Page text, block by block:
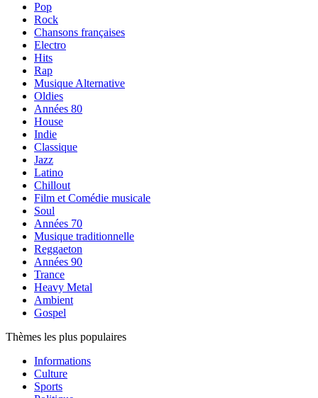
Pop
Rock
Chansons françaises
Electro
Hits
Rap
Musique Alternative
Oldies
Années 80
House
Indie
Classique
Jazz
Latino
Chillout
Film et Comédie musicale
Soul
Années 70
Musique traditionnelle
Reggaeton
Années 90
Trance
Heavy Metal
Ambient
Gospel
Thèmes les plus populaires
Informations
Culture
Sports